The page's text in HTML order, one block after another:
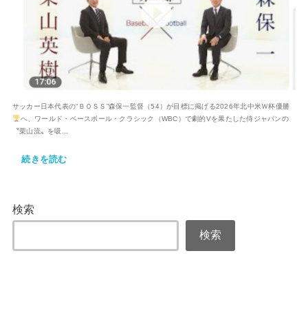
サッカー日本代表の“ＢＯＳＳ”森保一監督（54）が目標に掲げる2026年北中米Ｗ杯優勝
へ、ワールド・ベースボール・クラシック（WBC）で劇的Vを果たした侍ジャパンの
〝栗山流〟を吸...
続きを読む
検索
検索